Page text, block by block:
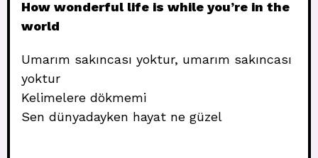
How wonderful life is while you’re in the
world
Umarım sakıncası yoktur, umarım sakıncası
yoktur
Kelimelere dökmemi
Sen dünyadayken hayat ne güzel